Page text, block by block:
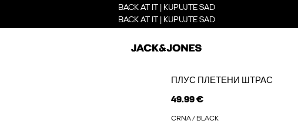
BACK AT IT | KUPUJTE SAD
BACK AT IT | KUPUJTE SAD
ПЛУС ПЛЕТЕНИ ШТРАС
49.99 €
CRNA / BLACK